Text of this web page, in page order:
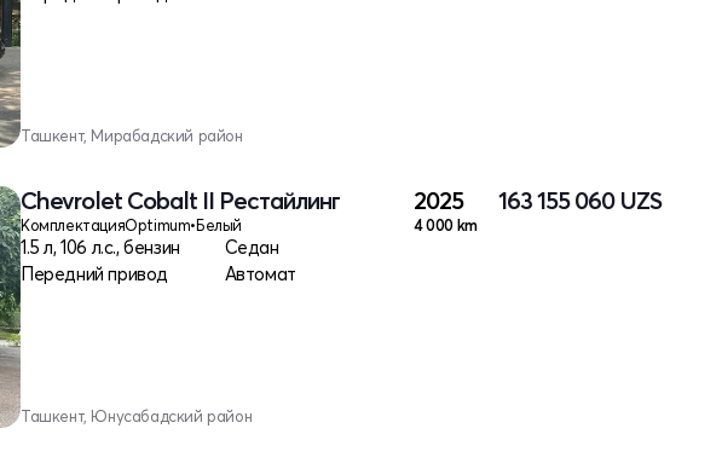
Ташкент, Мирабадский район
Chevrolet Cobalt II Рестайлинг
КомплектацияOptimum•Белый
1.5 л, 106 л.с., бензин
Седан
Передний привод
Автомат
2025
4 000 km
163 155 060 UZS
Ташкент, Юнусабадский район